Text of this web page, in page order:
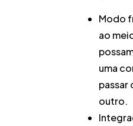
Modo
ao
uma
passar
outro.